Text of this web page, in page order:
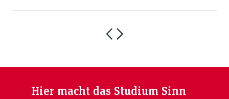
Hier macht das Studium Sinn